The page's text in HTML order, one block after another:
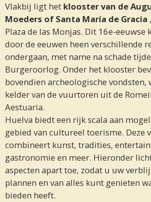
Vlakbij ligt het klooster van de
Moeders of Santa María de Gracia
Plaza de las Monjas. Dit 16e-eeuwse
door de eeuwen heen verschillende
ondergaan, met name na schade
Burgeroorlog. Onder het klooster
bovendien archeologische vondsten,
kelder van de vuurtoren uit de
Aestuaria.
Huelva biedt een rijk scala aan
gebied van cultureel toerisme. Deze
combineert kunst, tradities,
gastronomie en meer. Hieronder
aspecten apart toe, zodat u uw
plannen en van alles kunt genieten
bieden heeft.